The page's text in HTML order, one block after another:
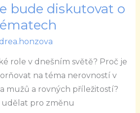
bude diskutovat o
role v dnešním světě? Proč je
na téma nerovností v
mužů a rovných příležitostí?
udělat pro změnu